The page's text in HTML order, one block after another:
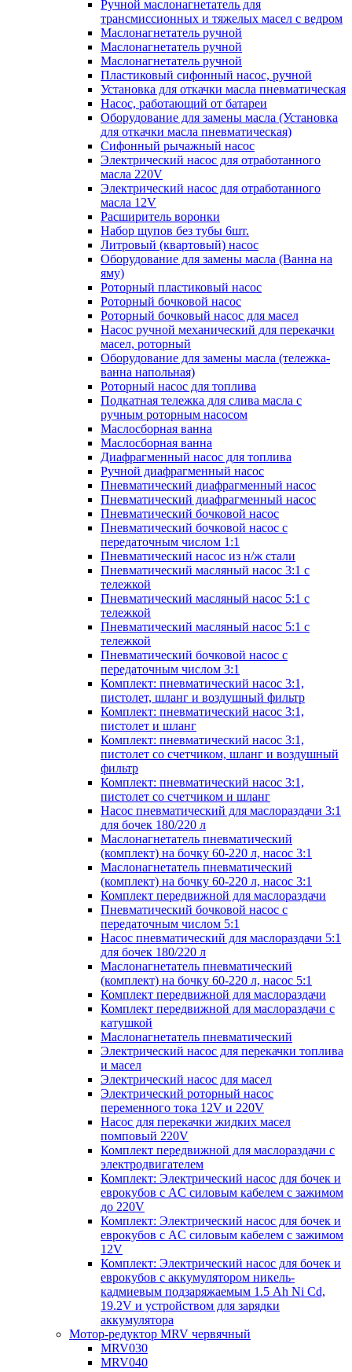
Ручной маслонагнетатель для
трансмиссионных и тяжелых масел с ведром
Маслонагнетатель ручной
Маслонагнетатель ручной
Маслонагнетатель ручной
Пластиковый сифонный насос, ручной
Установка для откачки масла пневматическая
Насос, работающий от батареи
Оборудование для замены масла (Установка
для откачки масла пневматическая)
Сифонный рычажный насос
Электрический насос для отработанного
масла 220V
Электрический насос для отработанного
масла 12V
Расширитель воронки
Набор щупов без тубы 6шт.
Литровый (квартовый) насос
Оборудование для замены масла (Ванна на
яму)
Роторный пластиковый насос
Роторный бочковой насос
Роторный бочковый насос для масел
Насос ручной механический для перекачки
масел, роторный
Оборудование для замены масла (тележка-
ванна напольная)
Роторный насос для топлива
Подкатная тележка для слива масла с
ручным роторным насосом
Маслосборная ванна
Маслосборная ванна
Диафрагменный насос для топлива
Ручной диафрагменный насос
Пневматический диафрагменный насос
Пневматический диафрагменный насос
Пневматический бочковой насос
Пневматический бочковой насос с
передаточным числом 1:1
Пневматический насос из н/ж стали
Пневматический масляный насос 3:1 с
тележкой
Пневматический масляный насос 5:1 с
тележкой
Пневматический масляный насос 5:1 с
тележкой
Пневматический бочковой насос с
передаточным числом 3:1
Комплект: пневматический насос 3:1,
пистолет, шланг и воздушный фильтр
Комплект: пневматический насос 3:1,
пистолет и шланг
Комплект: пневматический насос 3:1,
пистолет со счетчиком, шланг и воздушный
фильтр
Комплект: пневматический насос 3:1,
пистолет со счетчиком и шланг
Насос пневматический для маслораздачи 3:1
для бочек 180/220 л
Маслонагнетатель пневматический
(комплект) на бочку 60-220 л, насос 3:1
Маслонагнетатель пневматический
(комплект) на бочку 60-220 л, насос 3:1
Комплект передвижной для маслораздачи
Пневматический бочковой насос с
передаточным числом 5:1
Насос пневматический для маслораздачи 5:1
для бочек 180/220 л
Маслонагнетатель пневматический
(комплект) на бочку 60-220 л, насос 5:1
Комплект передвижной для маслораздачи
Комплект передвижной для маслораздачи с
катушкой
Маслонагнетатель пневматический
Электрический насос для перекачки топлива
и масел
Электрический насос для масел
Электрический роторный насос
переменного тока 12V и 220V
Насос для перекачки жидких масел
помповый 220V
Комплект передвижной для маслораздачи с
электродвигателем
Комплект: Электрический насос для бочек и
еврокубов с AC силовым кабелем с зажимом
до 220V
Комплект: Электрический насос для бочек и
еврокубов с AC силовым кабелем с зажимом
12V
Комплект: Электрический насос для бочек и
еврокубов с аккумулятором никель-
кадмиевым подзаряжаемым 1.5 Ah Ni Cd,
19.2V и устройством для зарядки
аккумулятора
Мотор-редуктор MRV червячный
MRV030
MRV040